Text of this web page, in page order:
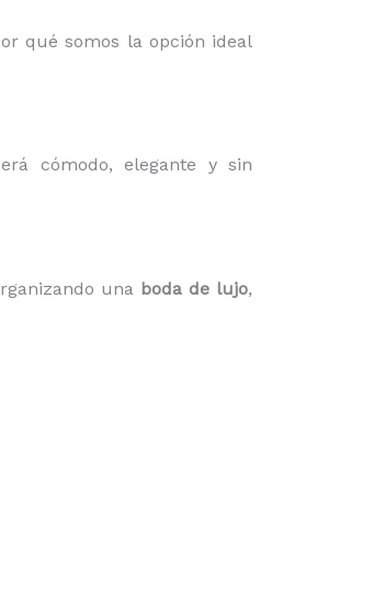
qué somos la opción ideal
cómodo, elegante y sin
una boda de lujo,